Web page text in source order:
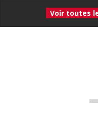
Voir toutes